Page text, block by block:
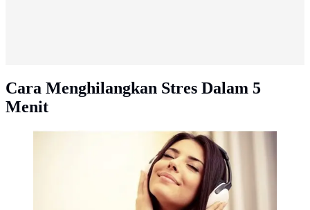
Cara Menghilangkan Stres Dalam 5
Menit